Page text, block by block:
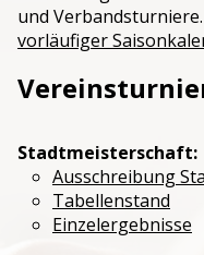
und Verbandsturniere.
vorläufiger
Stadtmeisterschaft:
Ausschreibung
Tabellenstand
Einzelergebnisse